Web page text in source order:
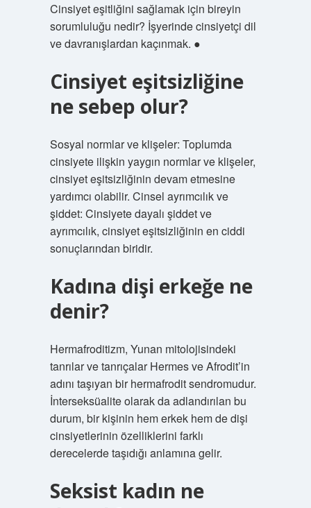
Cinsiyet eşitliğini sağlamak için bireyin
sorumluluğu nedir? İşyerinde cinsiyetçi dil
ve davranışlardan kaçınmak. ●
Cinsiyet eşitsizliğine
ne sebep olur?
Sosyal normlar ve klişeler: Toplumda
cinsiyete ilişkin yaygın normlar ve klişeler,
cinsiyet eşitsizliğinin devam etmesine
yardımcı olabilir. Cinsel ayrımcılık ve
şiddet: Cinsiyete dayalı şiddet ve
ayrımcılık, cinsiyet eşitsizliğinin en ciddi
sonuçlarından biridir.
Kadına dişi erkeğe ne
denir?
Hermafroditizm, Yunan mitolojisindeki
tanrılar ve tanrıçalar Hermes ve Afrodit’in
adını taşıyan bir hermafrodit sendromudur.
İnterseksüalite olarak da adlandırılan bu
durum, bir kişinin hem erkek hem de dişi
cinsiyetlerinin özelliklerini farklı
derecelerde taşıdığı anlamına gelir.
Seksist kadın ne